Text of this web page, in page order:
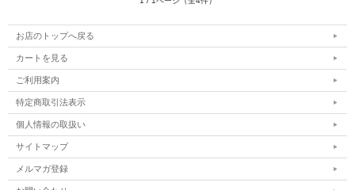
お店のトップへ戻る
カートを見る
ご利用案内
特定商取引法表示
個人情報の取扱い
サイトマップ
メルマガ登録